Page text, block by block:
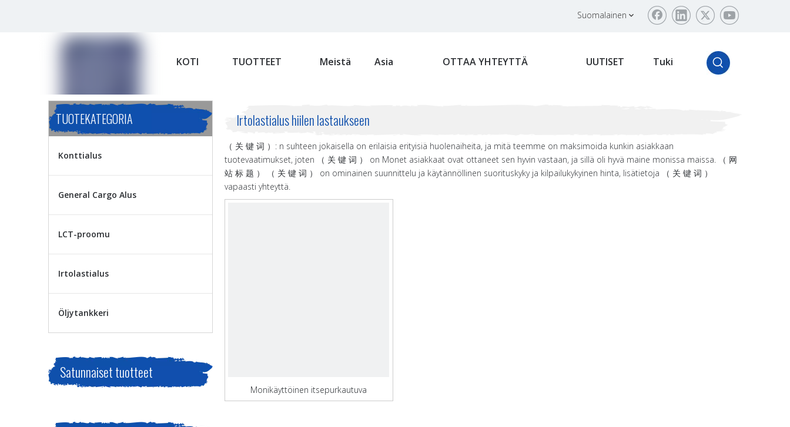
Suomalainen
KOTI TUOTTEET Meistä Asia OTTAA YHTEYTTÄ UUTISET Tuki
TUOTEKATEGORIA
Konttialus
General Cargo Alus
LCT-proomu
Irtolastialus
Öljytankkeri
Satunnaiset tuotteet
Irtolastialus hiilen lastaukseen
（ 关 键 词 ）: n suhteen jokaisella on erilaisia ​​erityisiä huolenaiheita, ja mitä teemme on maksimoida kunkin asiakkaan
tuotevaatimukset, joten （ 关 键 词 ） on Monet asiakkaat ovat ottaneet sen hyvin vastaan, ja sillä oli hyvä maine monissa maissa. （ 网
站 标 题 ） （ 关 键 词 ） on ominainen suunnittelu ja käytännöllinen suorituskyky ja kilpailukykyinen hinta, lisätietoja （ 关 键 词 ）
vapaasti yhteyttä.
Monikäyttöinen itsepurkautuva
irtolastialus hiilen kuormaukseen